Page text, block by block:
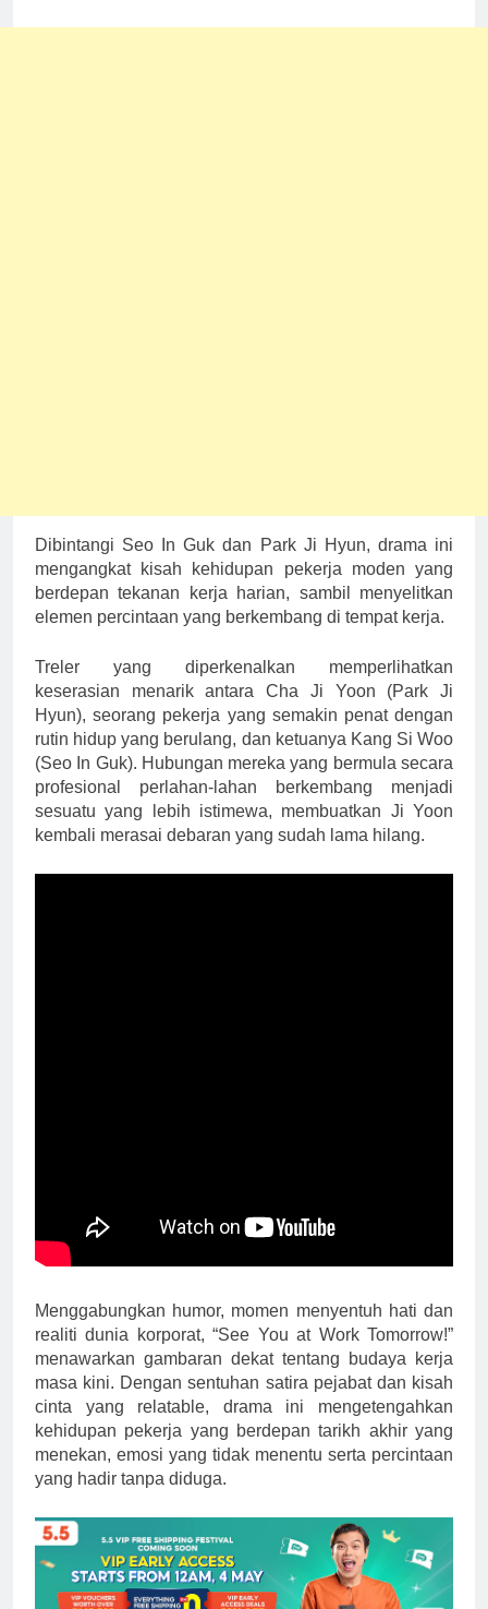
Dibintangi Seo In Guk dan Park Ji Hyun, drama ini
mengangkat kisah kehidupan pekerja moden yang
berdepan tekanan kerja harian, sambil menyelitkan
elemen percintaan yang berkembang di tempat kerja.
Treler yang diperkenalkan memperlihatkan
keserasian menarik antara Cha Ji Yoon (Park Ji
Hyun), seorang pekerja yang semakin penat dengan
rutin hidup yang berulang, dan ketuanya Kang Si Woo
(Seo In Guk). Hubungan mereka yang bermula secara
profesional perlahan-lahan berkembang menjadi
sesuatu yang lebih istimewa, membuatkan Ji Yoon
kembali merasai debaran yang sudah lama hilang.
Menggabungkan humor, momen menyentuh hati dan
realiti dunia korporat, “See You at Work Tomorrow!”
menawarkan gambaran dekat tentang budaya kerja
masa kini. Dengan sentuhan satira pejabat dan kisah
cinta yang relatable, drama ini mengetengahkan
kehidupan pekerja yang berdepan tarikh akhir yang
menekan, emosi yang tidak menentu serta percintaan
yang hadir tanpa diduga.